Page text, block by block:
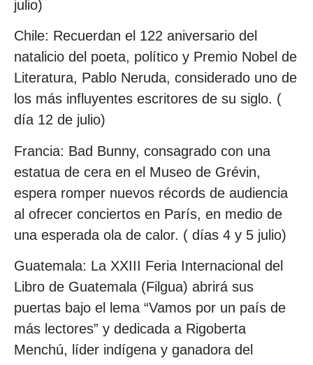
julio)
Chile: Recuerdan el 122 aniversario del
natalicio del poeta, político y Premio Nobel de
Literatura, Pablo Neruda, considerado uno de
los más influyentes escritores de su siglo. (
día 12 de julio)
Francia: Bad Bunny, consagrado con una
estatua de cera en el Museo de Grévin,
espera romper nuevos récords de audiencia
al ofrecer conciertos en París, en medio de
una esperada ola de calor. ( días 4 y 5 julio)
Guatemala: La XXIII Feria Internacional del
Libro de Guatemala (Filgua) abrirá sus
puertas bajo el lema “Vamos por un país de
más lectores” y dedicada a Rigoberta
Menchú, líder indígena y ganadora del